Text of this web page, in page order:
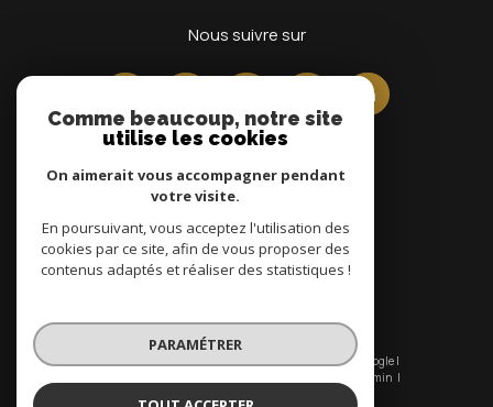
nous suivre sur
Adhérents
© 2026 | Tous droits réservés | Traduction powered by Google |
Admin
Comme beaucoup, notre site
utilise les cookies
On aimerait vous accompagner pendant
votre visite.
En poursuivant, vous acceptez l'utilisation des
cookies par ce site, afin de vous proposer des
contenus adaptés et réaliser des statistiques !
PARAMÉTRER